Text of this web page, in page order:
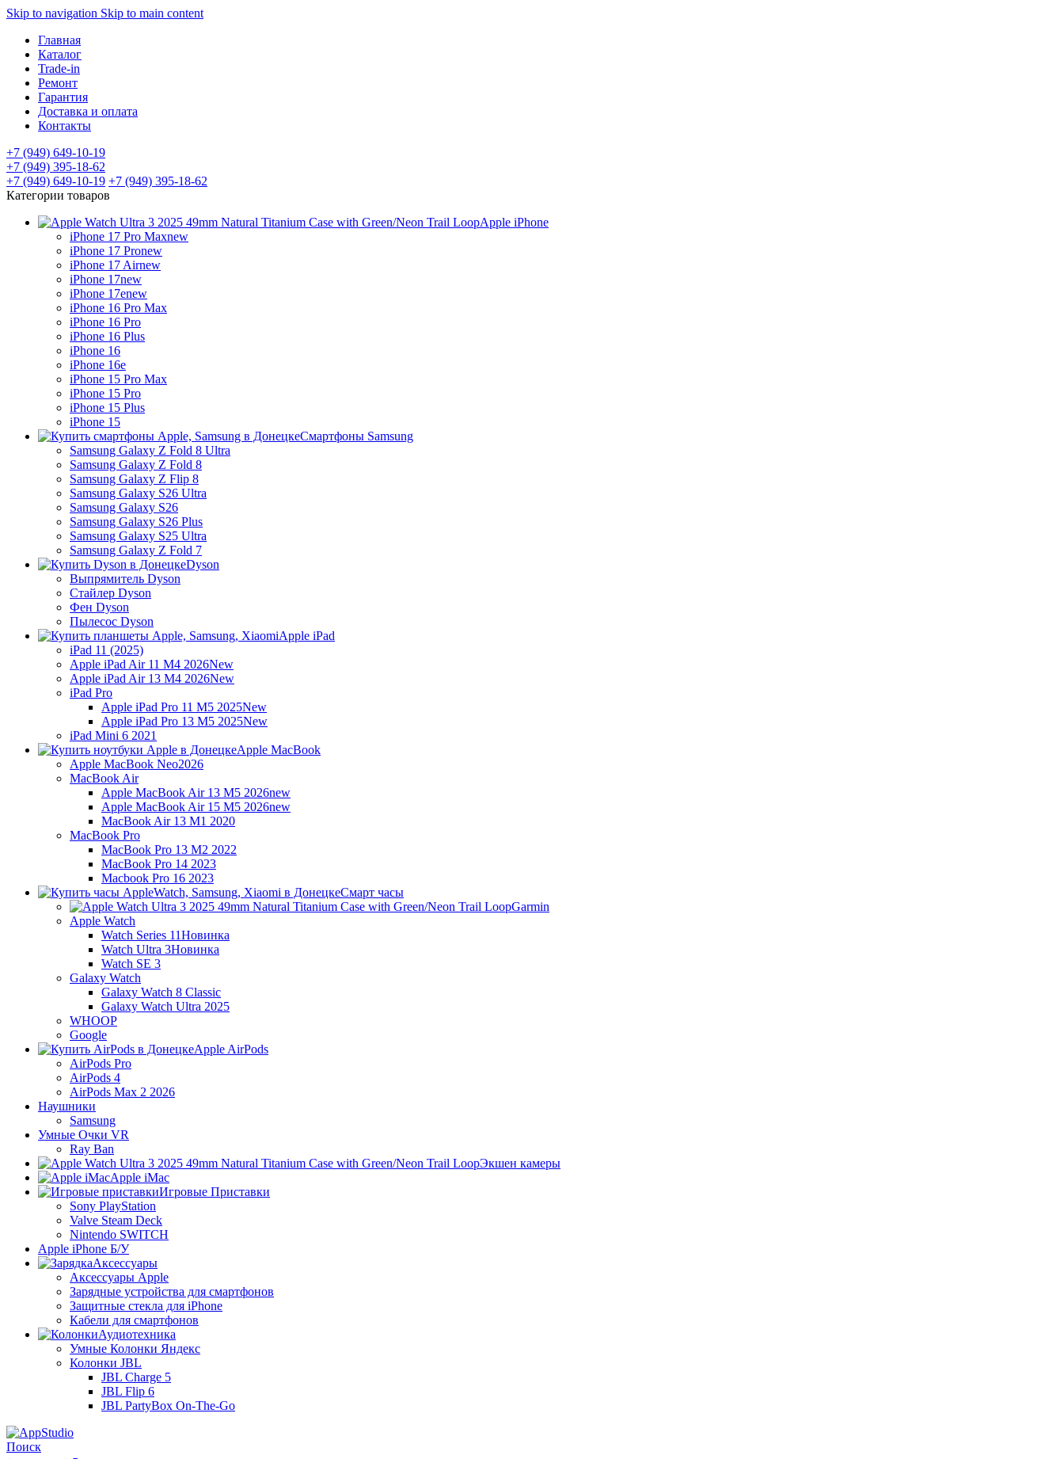
Skip to navigation Skip to main content
Главная
Каталог
Trade-in
Ремонт
Гарантия
Доставка и оплата
Контакты
+7 (949) 649-10-19
+7 (949) 395-18-62
+7 (949) 649-10-19 +7 (949) 395-18-62
Категории товаров
Apple iPhone
iPhone 17 Pro Maxnew
iPhone 17 Pronew
iPhone 17 Airnew
iPhone 17new
iPhone 17enew
iPhone 16 Pro Max
iPhone 16 Pro
iPhone 16 Plus
iPhone 16
iPhone 16e
iPhone 15 Pro Max
iPhone 15 Pro
iPhone 15 Plus
iPhone 15
Смартфоны Samsung
Samsung Galaxy Z Fold 8 Ultra
Samsung Galaxy Z Fold 8
Samsung Galaxy Z Flip 8
Samsung Galaxy S26 Ultra
Samsung Galaxy S26
Samsung Galaxy S26 Plus
Samsung Galaxy S25 Ultra
Samsung Galaxy Z Fold 7
Dyson
Выпрямитель Dyson
Стайлер Dyson
Фен Dyson
Пылесос Dyson
Apple iPad
iPad 11 (2025)
Apple iPad Air 11 M4 2026New
Apple iPad Air 13 M4 2026New
iPad Pro
Apple iPad Pro 11 M5 2025New
Apple iPad Pro 13 M5 2025New
iPad Mini 6 2021
Apple MacBook
Apple MacBook Neo2026
MacBook Air
Apple MacBook Air 13 M5 2026new
Apple MacBook Air 15 M5 2026new
MacBook Air 13 M1 2020
MacBook Pro
MacBook Pro 13 M2 2022
MacBook Pro 14 2023
Macbook Pro 16 2023
Смарт часы
Garmin
Apple Watch
Watch Series 11Новинка
Watch Ultra 3Новинка
Watch SE 3
Galaxy Watch
Galaxy Watch 8 Classic
Galaxy Watch Ultra 2025
WHOOP
Google
Apple AirPods
AirPods Pro
AirPods 4
AirPods Max 2 2026
Наушники
Samsung
Умные Очки VR
Ray Ban
Экшен камеры
Apple iMac
Игровые Приставки
Sony PlayStation
Valve Steam Deck
Nintendo SWITCH
Apple iPhone Б/У
Аксессуары
Аксессуары Apple
Зарядные устройства для смартфонов
Защитные стекла для iPhone
Кабели для смартфонов
Аудиотехника
Умные Колонки Яндекс
Колонки JBL
JBL Charge 5
JBL Flip 6
JBL PartyBox On-The-Go
Поиск